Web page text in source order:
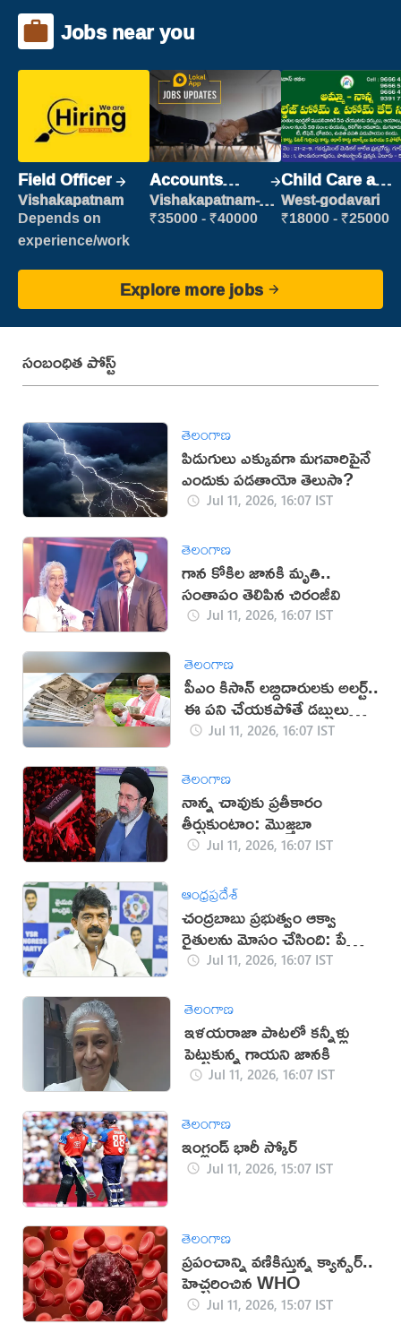
Jobs near you
Field Officer
Vishakapatnam
Depends on
experience/work
Accounts
Clerk
Vishakapatnam-
new
₹35000 - ₹40000
Child Care and
Patient care
West-godavari
₹18000 - ₹25000
Explore more jobs
సంబంధిత పోస్ట్
తెలంగాణ
పిడుగులు ఎక్కువగా మగవారిపైనే
ఎందుకు పడతాయో తెలుసా?
Jul 11, 2026, 16:07 IST
తెలంగాణ
గాన కోకిల జానకి మృతి..
సంతాపం తెలిపిన చిరంజీవి
Jul 11, 2026, 16:07 IST
తెలంగాణ
పీఎం కిసాన్ లబ్దిదారులకు అలర్ట్..
ఈ పని చేయకపోతే డబ్బులు
కట్!Jul 11, 2026, 16:07 IST
తెలంగాణ
నాన్న చావుకు ప్రతీకారం
తీర్చుకుంటాం: మొజ్తబా
Jul 11, 2026, 16:07 IST
ఆంధ్రప్రదేశ్
చంద్రబాబు ప్రభుత్వం ఆక్వా
రైతులను మోసం చేసింది: పేర్ని
నానిJul 11, 2026, 16:07 IST
తెలంగాణ
ఇళయరాజా పాటలో కన్నీళ్లు
పెట్టుకున్న గాయని జానకి
Jul 11, 2026, 16:07 IST
తెలంగాణ
ఇంగ్లండ్ భారీ స్కోర్
Jul 11, 2026, 15:07 IST
తెలంగాణ
ప్రపంచాన్ని వణికిస్తున్న క్యాన్సర్..
హెచ్చరించిన WHO
Jul 11, 2026, 15:07 IST